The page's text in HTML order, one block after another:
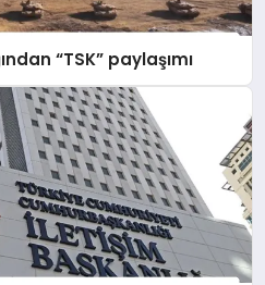
“TSK” paylaşımı